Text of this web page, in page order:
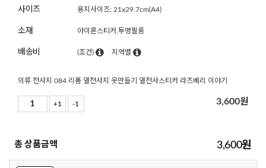
사이즈 용지사이즈: 21x29.7cm(A4)
소재 아이론스티커,투명필름
배송비 (조건) 지역별
의류 전사지 084 리폼 열전사지 옷만들기 열전사스티커 라즈베리 이야기
+1 -1 3,600원
총 상품금액 3,600원